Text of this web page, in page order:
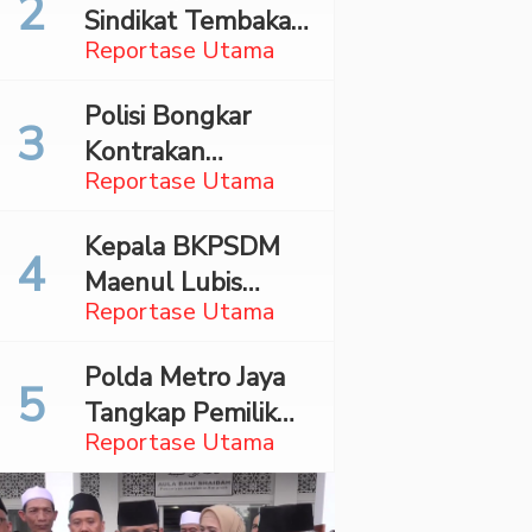
Bareskrim
Reportase Utama
Sindikat Tembakau
Sintetis Bermodus
di Jaksel
Reportase Utama
Polisi Bongkar
Kontrakan
Penyimpan 27,96
Reportase Utama
Kepala BKPSDM
Maenul Lubis
Ditahan Jaksa,
Angkat Bicara
Reportase Utama
Polda Metro Jaya
Tangkap Pemilik
Akun TikTok
Diduga Sebar
Hoaks Ajakan